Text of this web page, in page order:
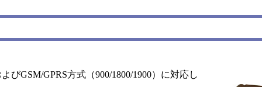
GSM/GPRS方式（900/1800/1900）に対応し